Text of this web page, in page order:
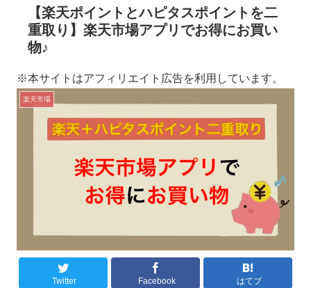
【楽天ポイントとハピタスポイントを二
重取り】楽天市場アプリでお得にお買い
物♪
※本サイトはアフィリエイト広告を利用しています。
楽天市場
Twitter Facebook はてブ